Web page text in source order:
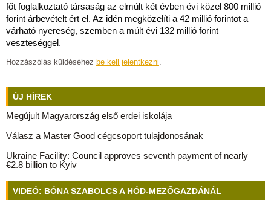
főt foglalkoztató társaság az elmúlt két évben évi közel 800 millió
forint árbevételt ért el. Az idén megközelíti a 42 millió forintot a
várható nyereség, szemben a múlt évi 132 millió forint
veszteséggel.
Hozzászólás küldéséhez be kell jelentkezni.
ÚJ HÍREK
Megújult Magyarország első erdei iskolája
Válasz a Master Good cégcsoport tulajdonosának
Ukraine Facility: Council approves seventh payment of nearly
€2.8 billion to Kyiv
VIDEÓ: BÓNA SZABOLCS A HÓD-MEZŐGAZDÁNÁL